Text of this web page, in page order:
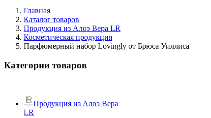
Главная
Каталог товаров
Продукция из Алоэ Вера LR
Косметическая продукция
Парфюмерный набор Lovingly от Брюса Уиллиса
Категории товаров
Продукция из Алоэ Вера
LR